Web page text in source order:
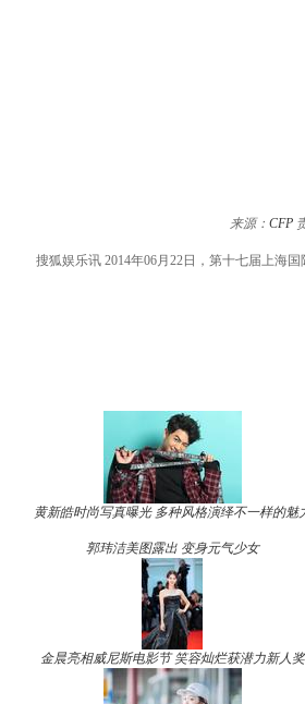
来源： CFP
搜狐娱乐讯 2014年06月22日，第十七届上海
黄新皓时尚写真曝光 多种风格演绎不一样的魅
郭玮洁美图露出 变身元气少女
金晨亮相威尼斯电影节 笑容灿烂获潜力新人奖